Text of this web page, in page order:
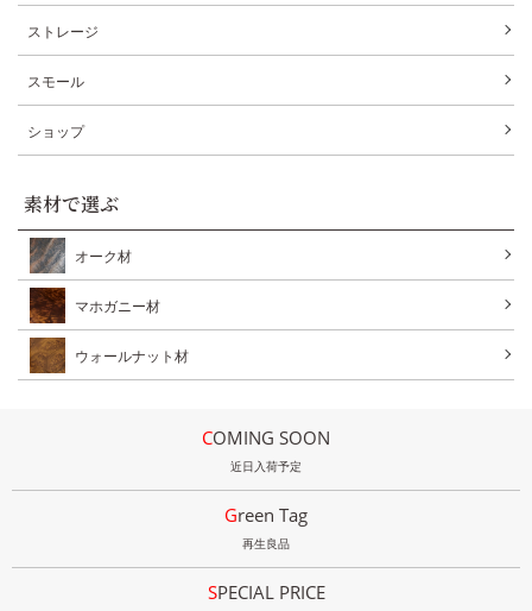
ストレージ
スモール
ショップ
素材で選ぶ
オーク材
マホガニー材
ウォールナット材
COMING SOON
近日入荷予定
Green Tag
再生良品
SPECIAL PRICE